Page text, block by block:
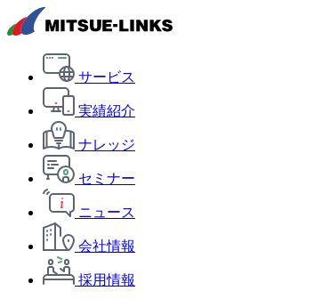
サービス
実績紹介
ナレッジ
セミナー
ニュース
会社情報
採用情報